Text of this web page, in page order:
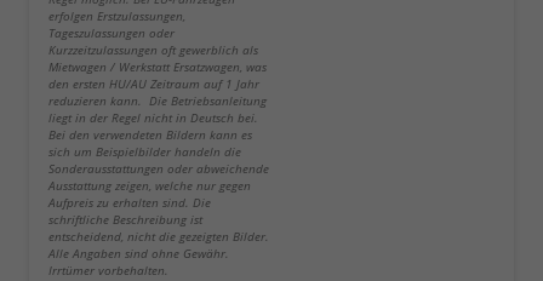
erfolgen Erstzulassungen,
Tageszulassungen oder
Kurzzeitzulassungen oft gewerblich als
Mietwagen / Werkstatt Ersatzwagen, was
den ersten HU/AU Zeitraum auf 1 Jahr
reduzieren kann. Die Betriebsanleitung
liegt in der Regel nicht in Deutsch bei.
Bei den verwendeten Bildern kann es
sich um Beispielbilder handeln die
Sonderausstattungen oder abweichende
Ausstattung zeigen, welche nur gegen
Aufpreis zu erhalten sind. Die
schriftliche Beschreibung ist
entscheidend, nicht die gezeigten Bilder.
Alle Angaben sind ohne Gewähr.
Irrtümer vorbehalten.